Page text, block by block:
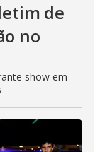
de
no
show em